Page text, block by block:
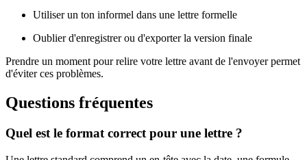
Utiliser un ton informel dans une lettre formelle
Oublier d'enregistrer ou d'exporter la version finale
Prendre un moment pour relire votre lettre avant de l'envoyer permet
d'éviter ces problèmes.
Questions fréquentes
Quel est le format correct pour une lettre ?